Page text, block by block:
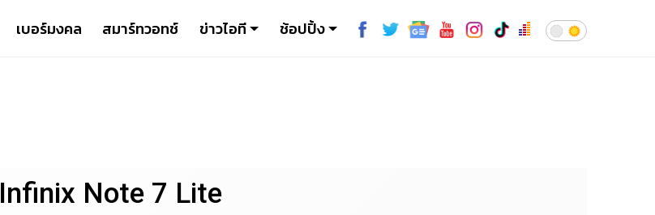
เบอร์มงคล สมาร์ทวอทช์ ข่าวไอที ช้อปปิ้ง
Infinix Note 7 Lite